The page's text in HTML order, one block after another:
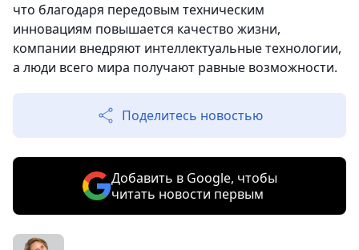
что благодаря передовым техническим
инновациям повышается качество жизни,
компании внедряют интеллектуальные технологии,
а люди всего мира получают равные возможности.
Поделитесь новостью
Добавить в Google, чтобы
читать новости первым